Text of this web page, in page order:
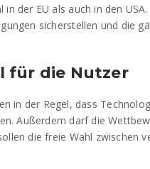
der EU als auch in den
sicherstellen und die
für die Nutzer
in der Regel, dass
Außerdem darf die
die freie Wahl zwischen